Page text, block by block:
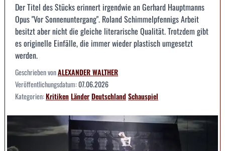
Der Titel des Stücks erinnert irgendwie an Gerhard Hauptmanns
Opus "Vor Sonnenuntergang". Roland Schimmelpfennigs Arbeit
besitzt aber nicht die gleiche literarische Qualität. Trotzdem gibt
es originelle Einfälle, die immer wieder plastisch umgesetzt
werden.
Geschrieben vonALEXANDER WALTHER
Veröffentlichungsdatum:07.06.2026
Kategorien:KritikenLänderDeutschlandSchauspiel